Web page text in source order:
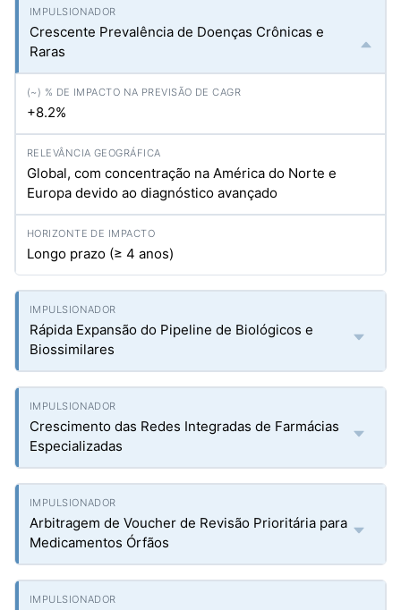
Crescente Prevalência de Doenças Crônicas e
Raras
+8.2%
Global, com concentração na América do Norte e
Europa devido ao diagnóstico avançado
Longo prazo (≥ 4 anos)
Rápida Expansão do Pipeline de Biológicos e
Biossimilares
Crescimento das Redes Integradas de Farmácias
Especializadas
Arbitragem de Voucher de Revisão Prioritária para
Medicamentos Órfãos